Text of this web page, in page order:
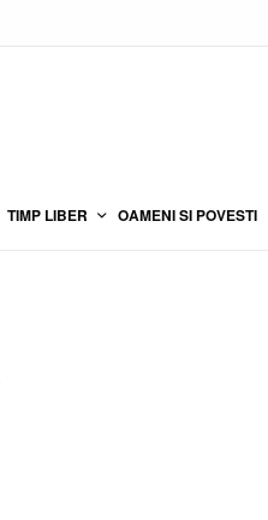
TIMP LIBER OAMENI SI POVESTI